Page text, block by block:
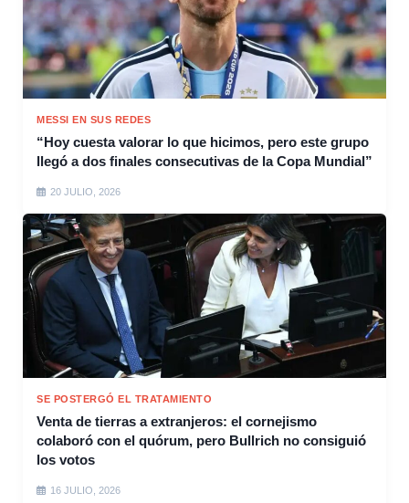
MESSI EN SUS REDES
“Hoy cuesta valorar lo que hicimos, pero este grupo
llegó a dos finales consecutivas de la Copa Mundial”
20 JULIO, 2026
SE POSTERGÓ EL TRATAMIENTO
Venta de tierras a extranjeros: el cornejismo
colaboró con el quórum, pero Bullrich no consiguió
los votos
16 JULIO, 2026